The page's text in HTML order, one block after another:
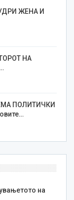
ЖЕНА И
НА
ПОЛИТИЧКИ
на